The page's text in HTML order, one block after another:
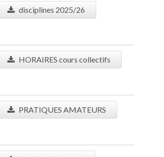
disciplines 2025/26
HORAIRES cours collectifs
PRATIQUES AMATEURS